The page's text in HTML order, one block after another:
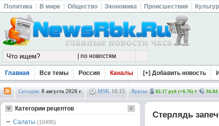
Политика В мире Общество Экономика Происшествия
Главная Все темы Россия Каналы [+] Добавить новость
Сегодня: 8 августа 2026 г. MSK 10:16 Курсы: 82.17 руб (+0.76) 94.84
Стерлядь
Категории рецептов
Салаты (10495)